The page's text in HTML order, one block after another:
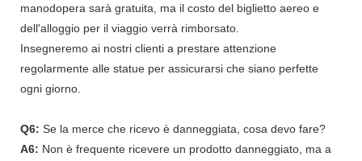
manodopera sarà gratuita, ma il costo del biglietto aereo e
dell'alloggio per il viaggio verrà rimborsato.
Insegneremo ai nostri clienti a prestare attenzione
regolarmente alle statue per assicurarsi che siano perfette
ogni giorno.
Q6: Se la merce che ricevo è danneggiata, cosa devo fare?
A6: Non è frequente ricevere un prodotto danneggiato, ma a